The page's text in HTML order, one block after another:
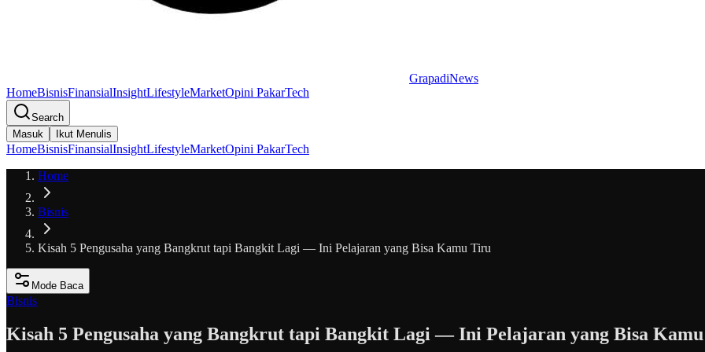
GrapadiNews
HomeBisnisFinansialInsightLifestyleMarketOpini PakarTech
Search
Masuk
Ikut Menulis
HomeBisnisFinansialInsightLifestyleMarketOpini PakarTech
Home
Bisnis
Kisah 5 Pengusaha yang Bangkrut tapi Bangkit Lagi — Ini Pelajaran yang Bisa Kamu Tiru
Mode Baca
Bisnis
Kisah 5 Pengusaha yang Bangkrut tapi Bangkit Lagi — Ini Pelajaran yang Bisa